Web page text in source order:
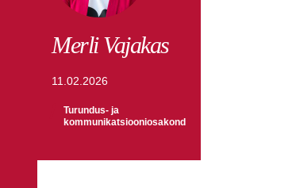
Merli Vajakas
11.02.2026
Turundus- ja
kommunikatsiooniosakond